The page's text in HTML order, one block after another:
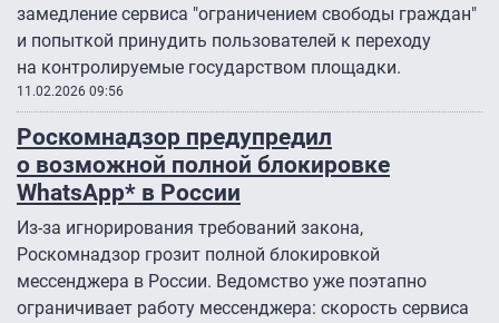
замедление сервиса "ограничением свободы граждан"
и попыткой принудить пользователей к переходу
на контролируемые государством площадки.
11.02.2026 09:56
Роскомнадзор предупредил
о возможной полной блокировке
WhatsApp* в России
Из-за игнорирования требований закона,
Роскомнадзор грозит полной блокировкой
мессенджера в России. Ведомство уже поэтапно
ограничивает работу мессенджера: скорость сервиса